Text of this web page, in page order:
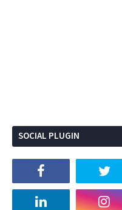
SOCIAL PLUGIN